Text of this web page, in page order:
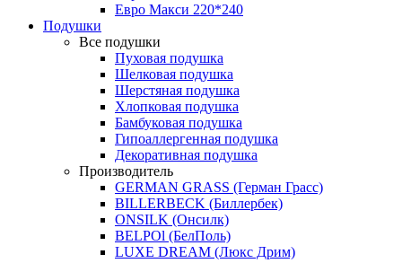
Евро Макси 220*240
Подушки
Все подушки
Пуховая подушка
Шелковая подушка
Шерстяная подушка
Хлопковая подушка
Бамбуковая подушка
Гипоаллергенная подушка
Декоративная подушка
Производитель
GERMAN GRASS (Герман Грасс)
BILLERBECK (Биллербек)
ONSILK (Онсилк)
BELPOl (БелПоль)
LUXE DREAM (Люкс Дрим)